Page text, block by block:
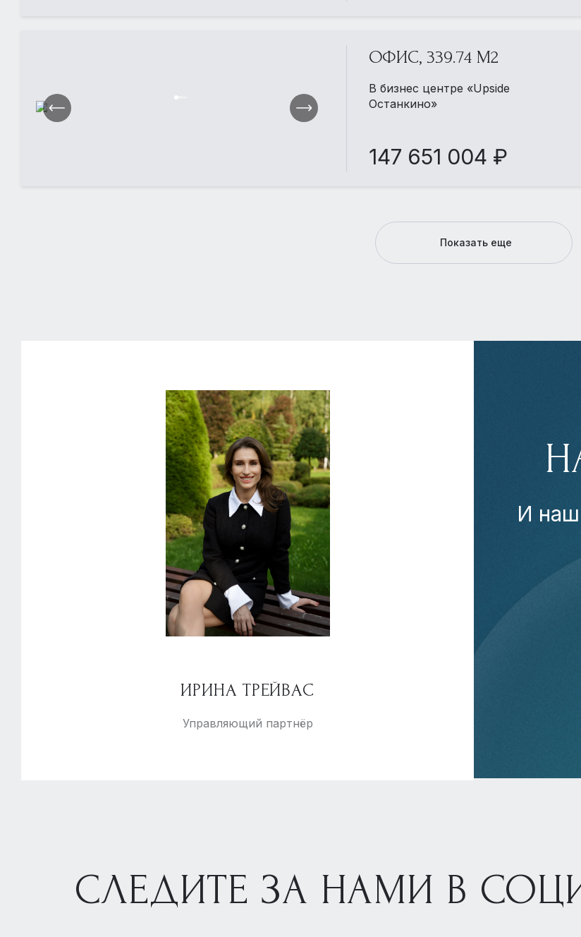
ОФИС, 339.74 М2
В бизнес центре «Upside
Останкино»
147 651 004 ₽
Показать еще
ИРИНА ТРЕЙВАС
Управляющий партнёр
И наш
СЛЕДИТЕ ЗА НАМИ В